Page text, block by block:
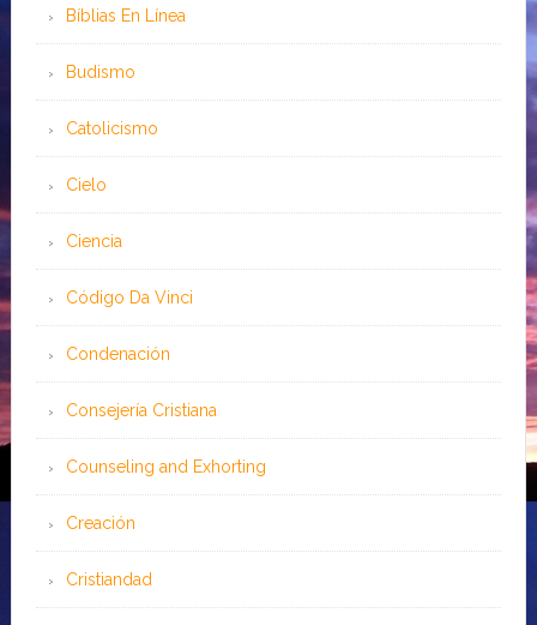
Bíblias En Línea
Budismo
Catolicismo
Cielo
Ciencia
Código Da Vinci
Condenación
Consejería Cristiana
Counseling and Exhorting
Creación
Cristiandad